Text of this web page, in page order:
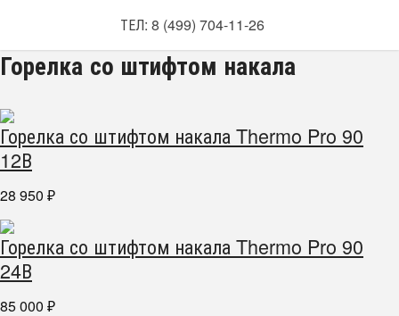
ТЕЛ: 8 (499) 704-11-26
Горелка со штифтом накала
Горелка со штифтом накала Thermo Pro 90
12В
28 950 ₽
Горелка со штифтом накала Thermo Pro 90
24В
85 000 ₽